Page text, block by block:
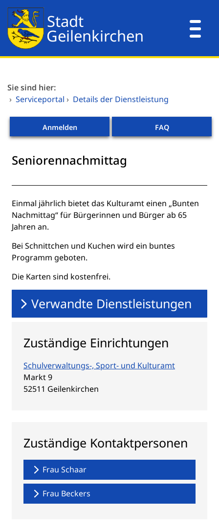
Zum Hauptinhalt springen
Zum Header
Zum Hauptinhalt
Zum Footer
Mitarbeitende A-Z
Verwaltungsorganisation
Sie sind hier:
› Serviceportal › Details der Dienstleistung
FAQ
Anmelden
Seniorennachmittag
Beschreibung
Einmal jährlich bietet das Kulturamt einen „Bunten
Nachmittag“ für Bürgerinnen und Bürger ab 65
Jahren an.
Bei Schnittchen und Kuchen wird ein buntes
Programm geboten.
Die Karten sind kostenfrei.
Verwandte Dienstleistungen
Zuständige Einrichtungen
Schulverwaltungs-, Sport- und Kulturamt
Straße:
MarktHausnummer:
9
PLZ:
52511 Ort:
Geilenkirchen
Zuständige Kontaktpersonen
Frau Schaar
Frau Beckers